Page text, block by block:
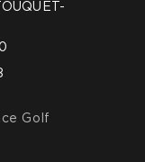
Golf